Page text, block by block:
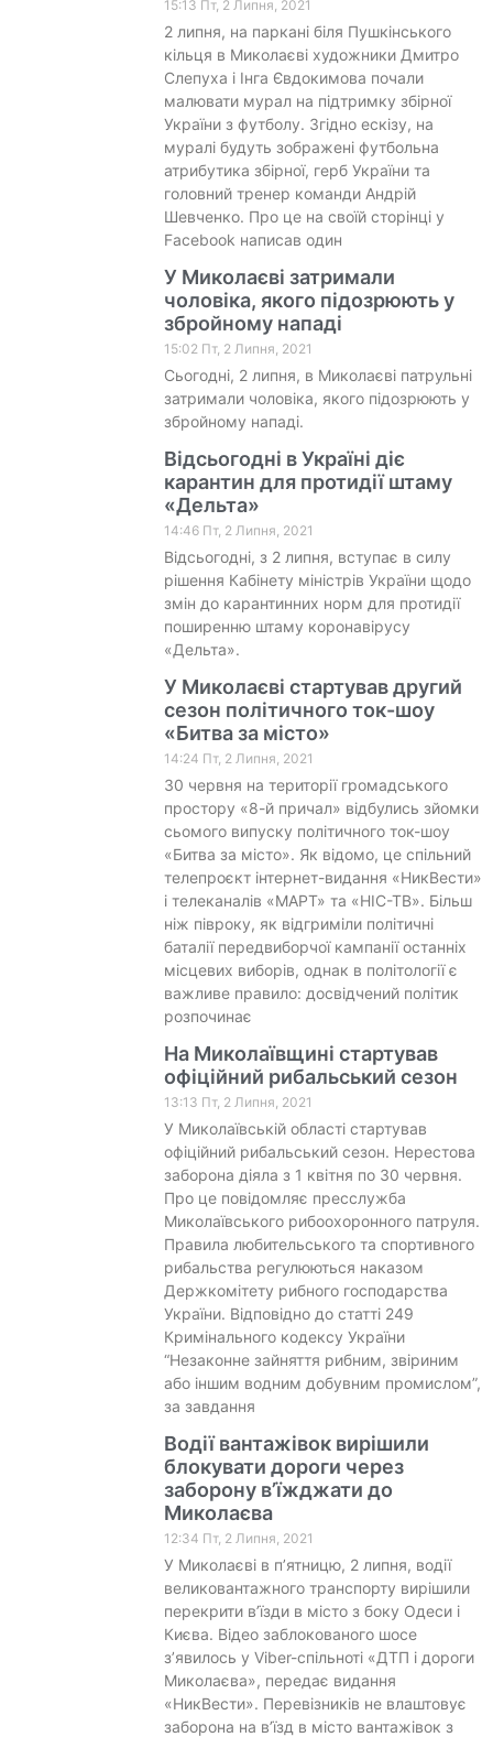
15:13 Пт, 2 Липня, 2021
2 липня, на паркані біля Пушкінського
кільця в Миколаєві художники Дмитро
Слепуха і Інга Євдокимова почали
малювати мурал на підтримку збірної
України з футболу. Згідно ескізу, на
муралі будуть зображені футбольна
атрибутика збірної, герб України та
головний тренер команди Андрій
Шевченко. Про це на своїй сторінці у
Facebook написав один
У Миколаєві затримали
чоловіка, якого підозрюють у
збройному нападі
15:02 Пт, 2 Липня, 2021
Сьогодні, 2 липня, в Миколаєві патрульні
затримали чоловіка, якого підозрюють у
збройному нападі.
Відсьогодні в Україні діє
карантин для протидії штаму
«Дельта»
14:46 Пт, 2 Липня, 2021
Відсьогодні, з 2 липня, вступає в силу
рішення Кабінету міністрів України щодо
змін до карантинних норм для протидії
поширенню штаму коронавірусу
«Дельта».
У Миколаєві стартував другий
сезон політичного ток-шоу
«Битва за місто»
14:24 Пт, 2 Липня, 2021
30 червня на території громадського
простору «8-й причал» відбулись зйомки
сьомого випуску політичного ток-шоу
«Битва за місто». Як відомо, це спільний
телепроєкт інтернет-видання «НикВести»
і телеканалів «МАРТ» та «НІС-ТВ». Більш
ніж півроку, як відгриміли політичні
баталії передвиборчої кампанії останніх
місцевих виборів, однак в політології є
важливе правило: досвідчений політик
розпочинає
На Миколаївщині стартував
офіційний рибальський сезон
13:13 Пт, 2 Липня, 2021
У Миколаївській області стартував
офіційний рибальський сезон. Нерестова
заборона діяла з 1 квітня по 30 червня.
Про це повідомляє пресслужба
Миколаївського рибоохоронного патруля.
Правила любительського та спортивного
рибальства регулюються наказом
Держкомітету рибного господарства
України. Відповідно до статті 249
Кримінального кодексу України
“Незаконне зайняття рибним, звіриним
або іншим водним добувним промислом”,
за завдання
Водії вантажівок вирішили
блокувати дороги через
заборону в’їжджати до
Миколаєва
12:34 Пт, 2 Липня, 2021
У Миколаєві в п’ятницю, 2 липня, водії
великовантажного транспорту вирішили
перекрити в’їзди в місто з боку Одеси і
Києва. Відео заблокованого шосе
з’явилось у Viber-спільноті «ДТП і дороги
Миколаєва», передає видання
«НикВести». Перевізників не влаштовує
заборона на в’їзд в місто вантажівок з